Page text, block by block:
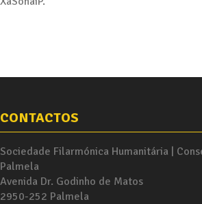
CONTACTOS
Sociedade Filarmónica Humanitária |
Palmela
Avenida Dr. Godinho de Matos
2950-252 Palmela